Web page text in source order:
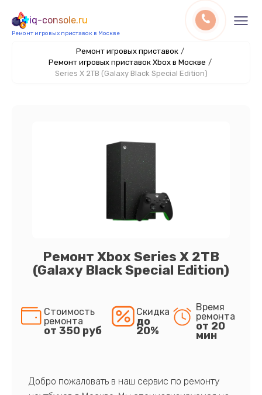
iq-console.ru
Ремонт игровых приставок в Москве
Ремонт игровых приставок /
Ремонт игровых приставок Xbox в Москве /
Series X 2TB (Galaxy Black Special Edition)
Ремонт Xbox Series X 2TB
(Galaxy Black Special Edition)
Стоимость
ремонта
от 350 руб
Скидка
до
20%
Время
ремонта
от 20
мин
Добро пожаловать в наш сервис по ремонту